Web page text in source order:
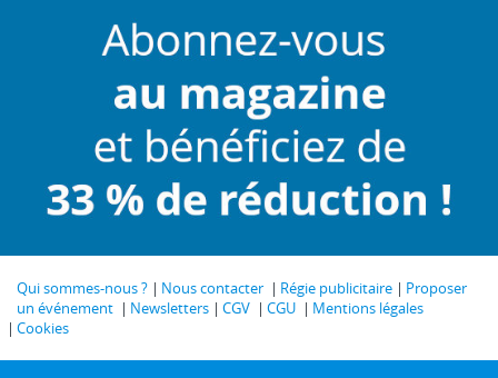
Qui sommes-nous ? Nous contacter Régie publicitaire
Proposer
un événement
Newsletters CGV CGU
Mentions légales
Cookies